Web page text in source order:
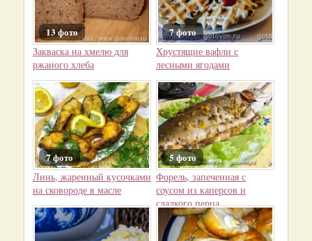
13 фото
Закваска на хмелю для
ржаного хлеба
7 фото
Хрустящие вафли с
лесными ягодами
7 фото
Линь, жаренный кусочками
на сковороде в масле
5 фото
Форель, запеченная с
соусом из каперсов и
сладкого перца